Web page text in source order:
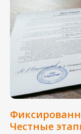
Честные